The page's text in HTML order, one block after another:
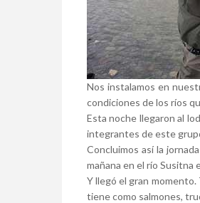
Nos instalamos en
condiciones de los ríos
Esta noche llegaron al
integrantes de este
Concluimos así la
mañana en el río Susitna
Y llegó el gran momento.
tiene como salmones,